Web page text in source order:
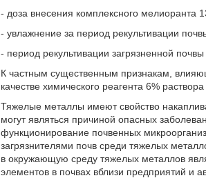
- доза внесения комплексного мелиоранта
- увлажнение за период рекультивации
- период рекультивации загрязненной
К частным существенным признакам,
качестве химического реагента 6%
Тяжелые металлы имеют свойство
могут являться причиной опасных
функционирование почвенных
загрязнителями почв среди тяжелых
в окружающую среду тяжелых металлов
элементов в почвах вблизи предприятий и